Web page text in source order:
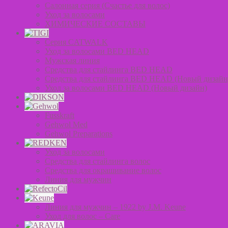
Салонная серия (Счастье для волос)
Уход за волосами
ХИМИЧЕСКИЕ СОСТАВЫ
Серия CATWALK
Уход за волосами BED HEAD
Мужская линия
Средства для стайлинга BED HEAD
Средства для стайлинга BED HEAD (Новый
Уход за волосами BED HEAD (Новый дизайн)
Fusskraft
Gehwol Med
Gehwol Preparations
Уход за волосами
Средства для стайлинга волос
Средства для окрашивание волос
Линия для мужчин
Линия для мужчин – 1922 by J.M. Keune
Уход для волос – Сare